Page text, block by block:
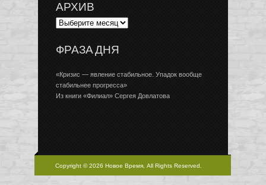
АРХИВ
ФРАЗА ДНЯ
«Кризис — явление стабильное. Упадок вообще
стабильнее прогресса»
Из книги «Филиал» Сергея Довлатова
Copyright © 2026 Новое Время, All Rights Reserved.